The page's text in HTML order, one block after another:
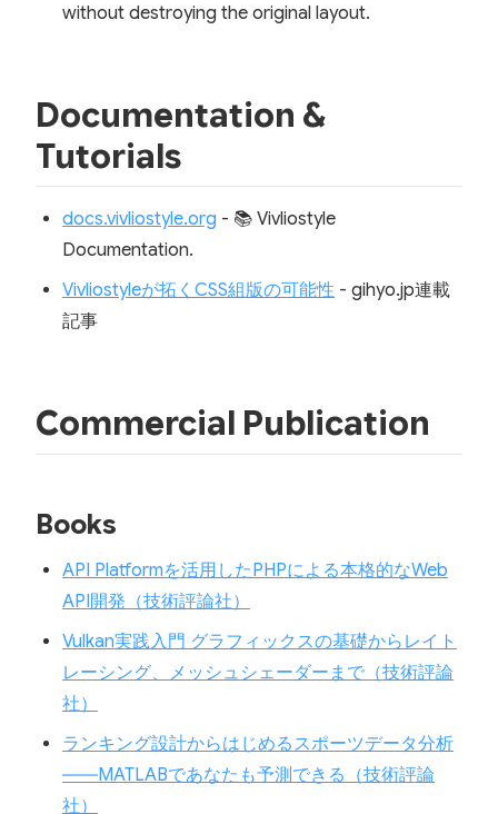
without destroying the original layout.
Documentation &
Tutorials
docs.vivliostyle.org - 📚 Vivliostyle
Documentation.
Vivliostyleが拓くCSS組版の可能性 - gihyo.jp連載
記事
Commercial Publication
Books
API Platformを活用したPHPによる本格的なWeb
API開発（技術評論社）
Vulkan実践入門 グラフィックスの基礎からレイト
レーシング、メッシュシェーダーまで（技術評論
社）
ランキング設計からはじめるスポーツデータ分析
―⁠―MATLABであなたも予測できる（技術評論
社）